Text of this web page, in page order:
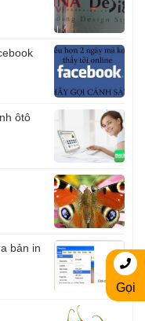
ôtô
bản in
Gọi